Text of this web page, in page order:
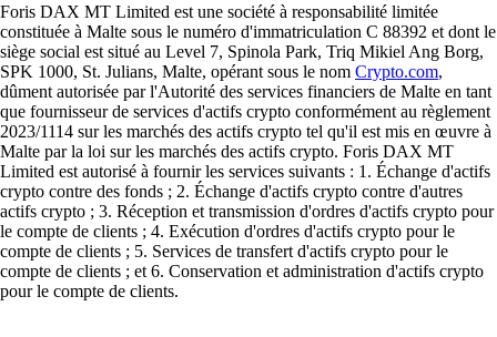
Foris DAX MT Limited est une société à responsabilité limitée
constituée à Malte sous le numéro d'immatriculation C 88392 et dont le
siège social est situé au Level 7, Spinola Park, Triq Mikiel Ang Borg,
SPK 1000, St. Julians, Malte, opérant sous le nom Crypto.com,
dûment autorisée par l'Autorité des services financiers de Malte en tant
que fournisseur de services d'actifs crypto conformément au règlement
2023/1114 sur les marchés des actifs crypto tel qu'il est mis en œuvre à
Malte par la loi sur les marchés des actifs crypto. Foris DAX MT
Limited est autorisé à fournir les services suivants : 1. Échange d'actifs
crypto contre des fonds ; 2. Échange d'actifs crypto contre d'autres
actifs crypto ; 3. Réception et transmission d'ordres d'actifs crypto pour
le compte de clients ; 4. Exécution d'ordres d'actifs crypto pour le
compte de clients ; 5. Services de transfert d'actifs crypto pour le
compte de clients ; et 6. Conservation et administration d'actifs crypto
pour le compte de clients.